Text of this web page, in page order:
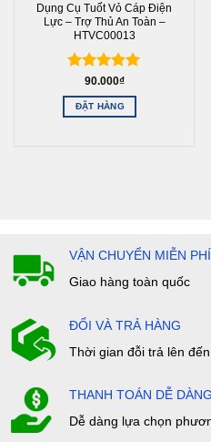
Dụng Cụ Tuốt Vỏ Cáp Điện
Lực – Trợ Thủ An Toàn –
HTVC00013
Được xếp
hạng55
sao
90.000₫
ĐẶT HÀNG
VẬN CHUYỂN MIỄN PHÍ
Giao hàng toàn quốc
ĐỔI VÀ TRẢ HÀNG
Thời gian đỗi trả lên
THANH TOÁN DỄ DÀNG
Dễ dàng lựa chọn